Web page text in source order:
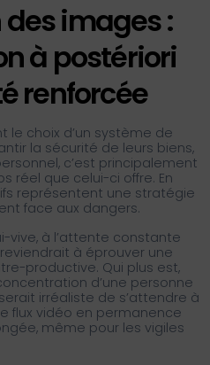
images :
à postériori
renforcée
le choix d’un système de
la sécurité de leurs biens,
c’est principalement
réel que celui-ci offre. En
représentent une stratégie
face aux dangers.
vive, à l’attente constante
à éprouver une
productive. Qui plus est,
d’une personne
irréaliste de s’attendre à
flux vidéo en permanence
même pour les vigiles